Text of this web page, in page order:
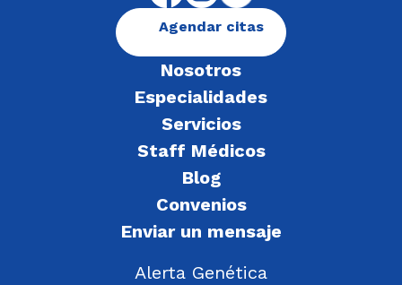
Nosotros
Especialidades
Servicios
Staff Médicos
Blog
Convenios
Enviar un mensaje
Alerta Genética
Agendar citas